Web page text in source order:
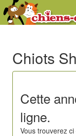
Chiots
Cette
ligne.
Vous trouverez